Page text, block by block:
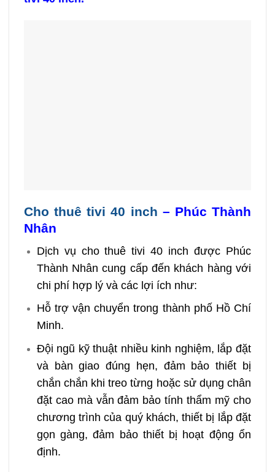
Cho thuê tivi 40 inch – Phúc Thành
Nhân
Dịch vụ cho thuê tivi 40 inch được Phúc
Thành Nhân cung cấp đến khách hàng với
chi phí hợp lý và các lợi ích như:
Hỗ trợ vận chuyển trong thành phố Hồ Chí
Minh.
Đội ngũ kỹ thuật nhiều kinh nghiệm, lắp đặt
và bàn giao đúng hẹn, đảm bảo thiết bị
chắn chắn khi treo từng hoặc sử dụng chân
đặt cao mà vẫn đảm bảo tính thẩm mỹ cho
chương trình của quý khách, thiết bị lắp đặt
gọn gàng, đảm bảo thiết bị hoạt động ổn
định.